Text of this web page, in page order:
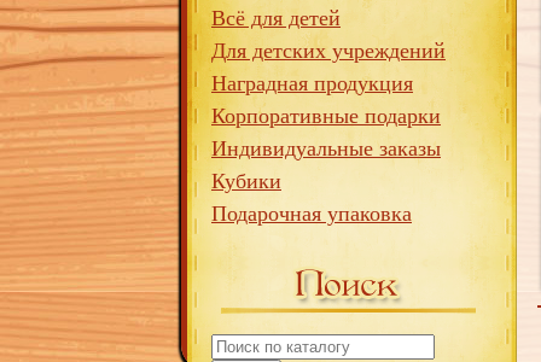
Всё для детей
Для детских учреждений
Наградная продукция
Корпоративные подарки
Индивидуальные заказы
Кубики
Подарочная упаковка